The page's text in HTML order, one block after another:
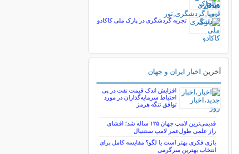
تجربه گردشگری در پارک ملی کاکادو
آخرین اخبار ایران و جهان
افزایش اندک قیمت نفت در پی
احتیاط سرمایه‌گذاران در مورد
توافق تنگه هرمز
قدیمی‌ترین لامپ جهان ۱۲۵ ساله شد؛ افشای
راز علمی طول‌عمر لامپ سنتنیال
بازی فکری بهتر است یا لگو؟ مقایسه کامل برای
انتخاب بهترین سرگرمی